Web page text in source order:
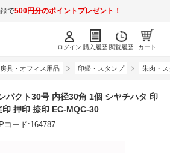
で500円分のポイントプレゼント！
ログイン 購入履歴 閲覧履歴 カート
具・オフィス用品 印鑑・スタンプ 朱肉・
パクト30号 内径30角 1個 シヤチハタ 印
押印 捺印 EC-MQC-30
Pコード:164787